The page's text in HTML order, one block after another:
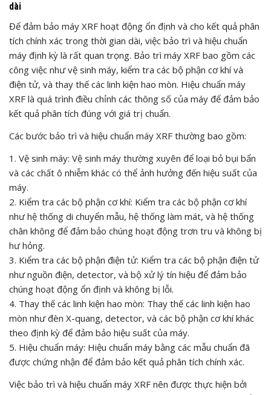
dài
Để đảm bảo máy XRF hoạt động ổn định và cho kết quả phân
tích chính xác trong thời gian dài, việc bảo trì và hiệu chuẩn
máy định kỳ là rất quan trọng. Bảo trì máy XRF bao gồm các
công việc như vệ sinh máy, kiểm tra các bộ phận cơ khí và
điện tử, và thay thế các linh kiện hao mòn. Hiệu chuẩn máy
XRF là quá trình điều chỉnh các thông số của máy để đảm bảo
kết quả phân tích đúng với giá trị chuẩn.
Các bước bảo trì và hiệu chuẩn máy XRF thường bao gồm:
1. Vệ sinh máy: Vệ sinh máy thường xuyên để loại bỏ bụi bẩn
và các chất ô nhiễm khác có thể ảnh hưởng đến hiệu suất của
máy.
2. Kiểm tra các bộ phận cơ khí: Kiểm tra các bộ phận cơ khí
như hệ thống di chuyển mẫu, hệ thống làm mát, và hệ thống
chân không để đảm bảo chúng hoạt động trơn tru và không bị
hư hỏng.
3. Kiểm tra các bộ phận điện tử: Kiểm tra các bộ phận điện tử
như nguồn điện, detector, và bộ xử lý tín hiệu để đảm bảo
chúng hoạt động ổn định và không bị lỗi.
4. Thay thế các linh kiện hao mòn: Thay thế các linh kiện hao
mòn như đèn X-quang, detector, và các bộ phận cơ khí khác
theo định kỳ để đảm bảo hiệu suất của máy.
5. Hiệu chuẩn máy: Hiệu chuẩn máy bằng các mẫu chuẩn đã
được chứng nhận để đảm bảo kết quả phân tích chính xác.
Việc bảo trì và hiệu chuẩn máy XRF nên được thực hiện bởi